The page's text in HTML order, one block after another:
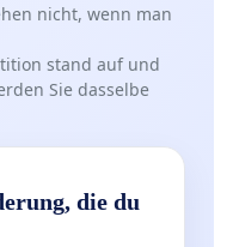
nicht, wenn man
stand auf und
Sie dasselbe
die du